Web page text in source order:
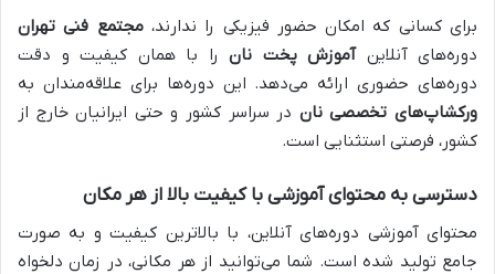
برای کسانی که امکان حضور فیزیکی را ندارند،مجتمع فنی تهران
دوره‌های آنلاینآموزش پخت نان را با همان کیفیت و دقت
دوره‌های حضوری ارائه می‌دهد. این دوره‌ها برای علاقه‌مندان به
ورکشاپ‌های تخصصی نان در سراسر کشور و حتی ایرانیان خارج از
کشور، فرصتی استثنایی است.
دسترسی به محتوای آموزشی با کیفیت بالا از هر مکان
محتوای آموزشی دوره‌های آنلاین، با بالاترین کیفیت و به صورت
جامع تولید شده است. شما می‌توانید از هر مکانی، در زمان دلخواه